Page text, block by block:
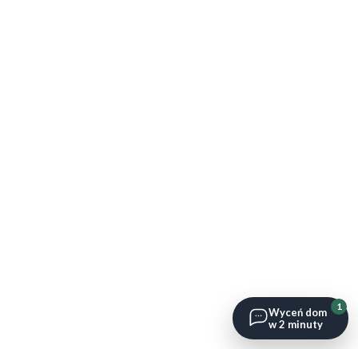
1
Wyceń dom
w 2 minuty